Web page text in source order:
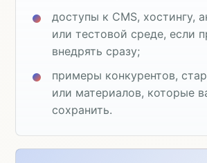
доступы к CMS, хостингу,
или тестовой среде, если
внедрять сразу;
примеры конкурентов,
или материалов, которые
сохранить.